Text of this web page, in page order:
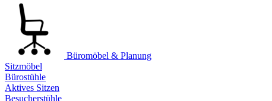
Büromöbel & Planung
Sitzmöbel
Bürostühle
Aktives Sitzen
Besucherstühle